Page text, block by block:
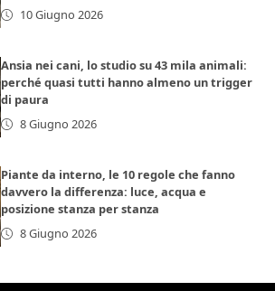
10 Giugno 2026
Ansia nei cani, lo studio su 43 mila animali:
perché quasi tutti hanno almeno un trigger
di paura
8 Giugno 2026
Piante da interno, le 10 regole che fanno
davvero la differenza: luce, acqua e
posizione stanza per stanza
8 Giugno 2026